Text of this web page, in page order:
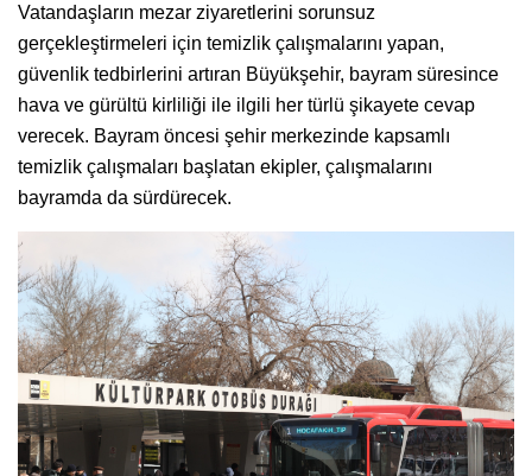
Vatandaşların mezar ziyaretlerini sorunsuz
gerçekleştirmeleri için temizlik çalışmalarını yapan,
güvenlik tedbirlerini artıran Büyükşehir, bayram süresince
hava ve gürültü kirliliği ile ilgili her türlü şikayete cevap
verecek. Bayram öncesi şehir merkezinde kapsamlı
temizlik çalışmaları başlatan ekipler, çalışmalarını
bayramda da sürdürecek.